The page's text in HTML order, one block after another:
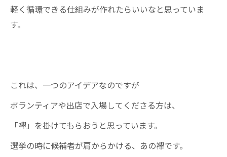
軽く循環できる仕組みが作れたらいいなと思っていま
す。
これは、一つのアイデアなのですが
ボランティアや出店で入場してくださる方は、
「襷」を掛けてもらおうと思っています。
選挙の時に候補者が肩からかける、あの襷です。